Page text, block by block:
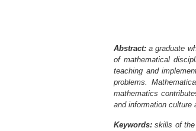
Abstract: а graduate
of mathematical
teaching and
problems.
mathematics
and information culture
Keywords: skills of the